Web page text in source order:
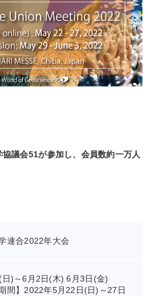
議会51が参加し、会員数約一万人
連合2022年大会
日)～6月2日(木) 6月3日(金)
間】2022年5月22日(日)～27日